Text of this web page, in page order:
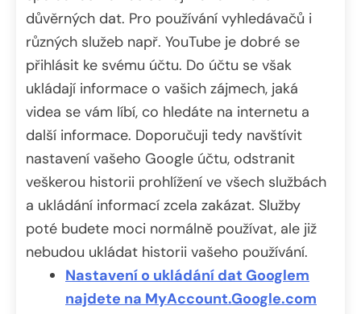
důvěrných dat. Pro používání vyhledávačů i
různých služeb např. YouTube je dobré se
přihlásit ke svému účtu. Do účtu se však
ukládají informace o vašich zájmech, jaká
videa se vám líbí, co hledáte na internetu a
další informace. Doporučuji tedy navštívit
nastavení vašeho Google účtu, odstranit
veškerou historii prohlížení ve všech službách
a ukládání informací zcela zakázat. Služby
poté budete moci normálně používat, ale již
nebudou ukládat historii vašeho používání.
Nastavení o ukládání dat Googlem
najdete na MyAccount.Google.com